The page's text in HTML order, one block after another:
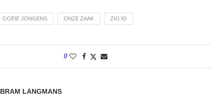
GOEIE JONGENS ONZE ZAAK ZIO IO
0
BRAM LANGMANS